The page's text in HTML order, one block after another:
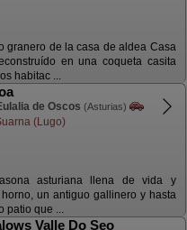
granero de la casa de aldea Casa
en una coqueta casita
habitac ...
de Oscos (Asturias)
(Lugo)
asturiana llena de vida y
un antiguo gallinero y hasta
patio que ...
Valle Do Seo